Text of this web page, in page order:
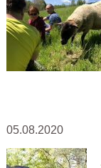
05.08.2020